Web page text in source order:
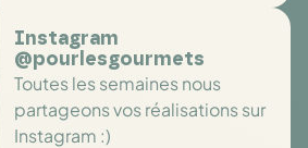
Instagram
@pourlesgourmets
Toutes les semaines nous
partageons vos réalisations sur
Instagram :)